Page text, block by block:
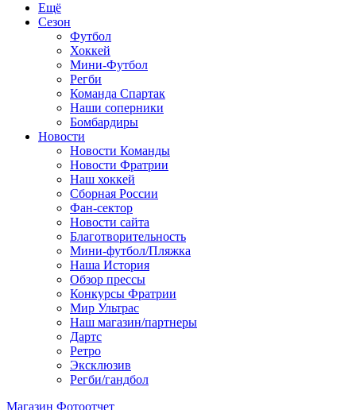
Ещё
Сезон
Футбол
Хоккей
Мини-Футбол
Регби
Команда Спартак
Наши соперники
Бомбардиры
Новости
Новости Команды
Новости Фратрии
Наш хоккей
Сборная России
Фан-cектор
Новости сайта
Благотворительность
Мини-футбол/Пляжка
Наша История
Обзор прессы
Конкурсы Фратрии
Мир Ультрас
Наш магазин/партнеры
Дартс
Ретро
Эксклюзив
Регби/гандбол
Магазин Фотоотчет